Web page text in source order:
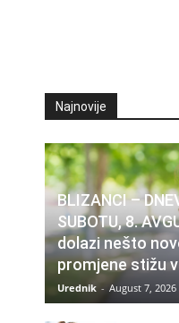
Najnovije
BLIZANCI –
SUBOTU, 8.
dolazi nešto
promjene stižu
Urednik - August 7, 2026